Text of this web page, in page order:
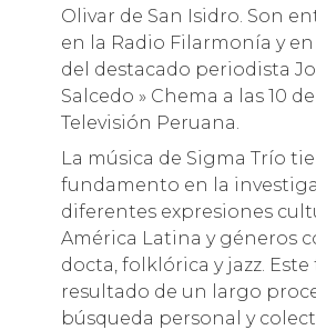
Olivar de San Isidro. Son
en la Radio Filarmonía y
del destacado periodista
Salcedo » Chema a las 10
Televisión Peruana.
La música de Sigma Trío
fundamento en la
diferentes expresiones
América Latina y géneros
docta, folklórica y jazz. Este
resultado de un largo
búsqueda personal y